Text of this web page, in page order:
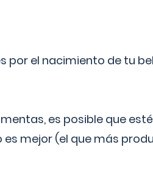
por el nacimiento de tu
es posible que
mejor (el que más